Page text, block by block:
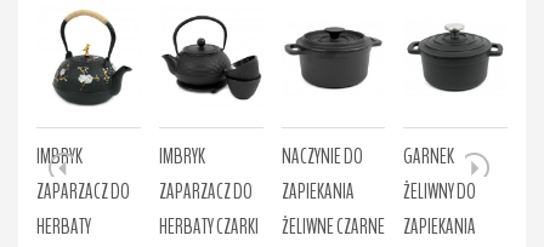
IMBRYK
ZAPARZACZ DO
HERBATY
IMBRYK
ZAPARZACZ DO
HERBATY CZARKI
NACZYNIE DO
ZAPIEKANIA
ŻELIWNE CZARNE
GARNEK
ŻELIWNY DO
ZAPIEKANIA